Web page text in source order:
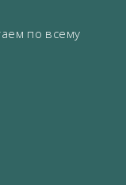
по всему